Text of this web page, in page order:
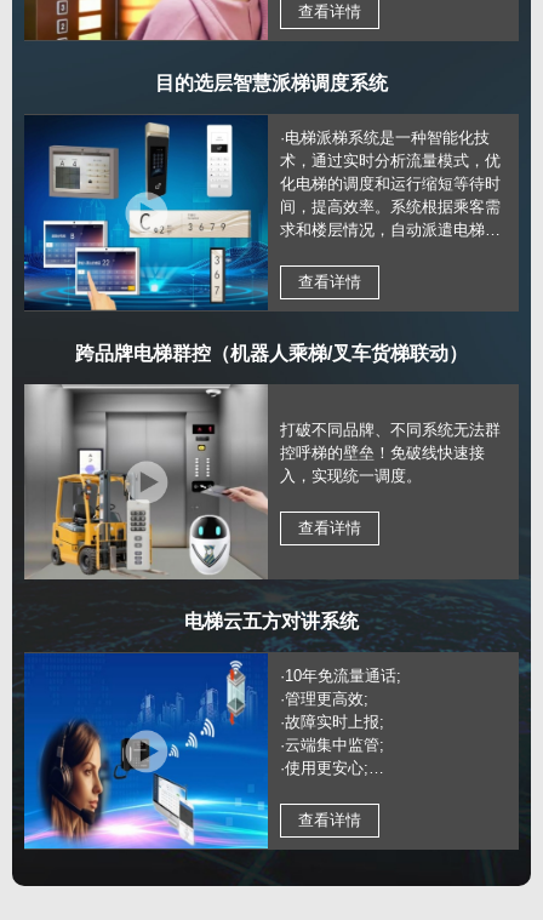
查看详情
目的选层智慧派梯调度系统
·电梯派梯系统是一种智能化技
术，通过实时分析流量模式，优
化电梯的调度和运行缩短等待时
间，提高效率。系统根据乘客需
求和楼层情况，自动派遣电梯，
升建筑物的运行效能。
查看详情
跨品牌电梯群控（机器人乘梯/叉车货梯联动）
打破不同品牌、不同系统无法群
控呼梯的壁垒！免破线快速接
入，实现统一调度。
查看详情
电梯云五方对讲系统
·10年免流量通话;
·管理更高效;
·故障实时上报;
·云端集中监管;
·使用更安心;
查看详情